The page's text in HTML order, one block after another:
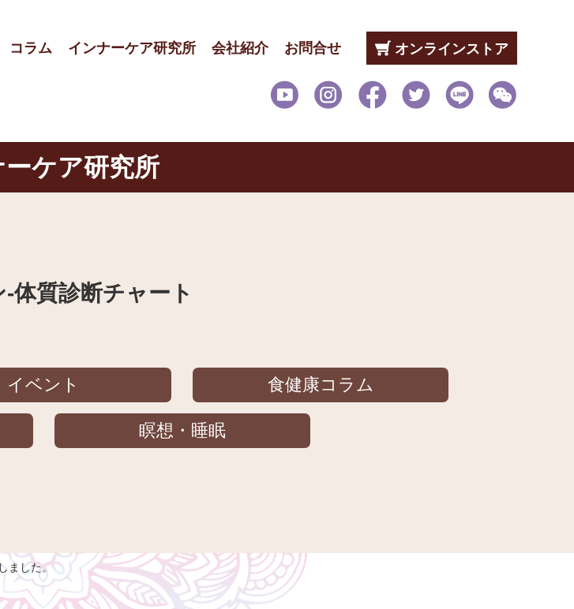
コラム インナーケア研究所 会社紹介 お問合せ オンラインストア
ケア研究所
体質診断チャート
イベント 食健康コラム
瞑想・睡眠
ました。